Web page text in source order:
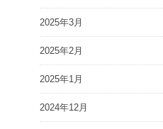
2025年3月
2025年2月
2025年1月
2024年12月